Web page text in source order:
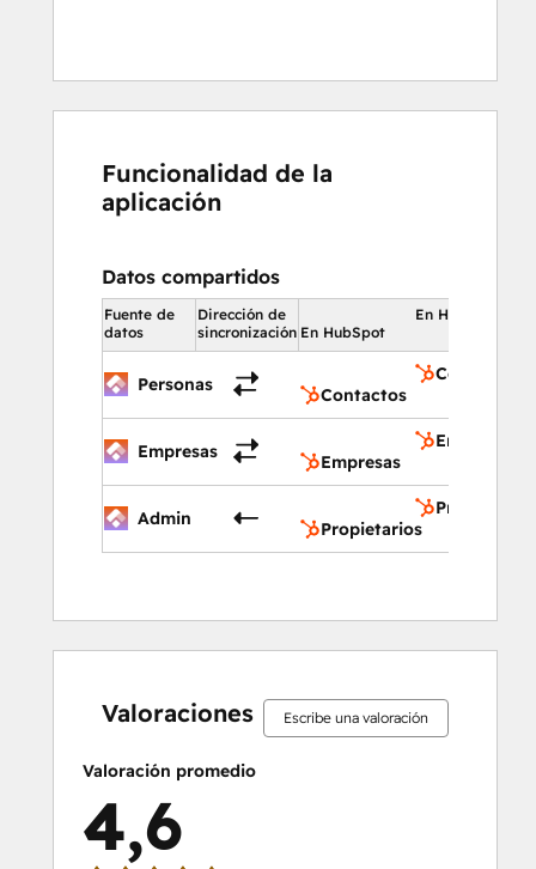
Funcionalidad de la
aplicación
Datos compartidos
Fuente de
datos
Dirección de
sincronización
En HubSpot
En HubSpot
Personas
Contactos
Contactos
Empresas
Empresas
Empresas
Admin
Propietarios
Propietarios
Valoraciones Escribe una valoración
Valoración promedio
4,6